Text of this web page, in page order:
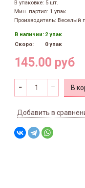
В упаковке: 5 шт.
Мин. партия: 1 упак
Производитель: Веселый
В наличии: 2 упак
Скоро:
0 упак
145.00 руб
В
Добавить в